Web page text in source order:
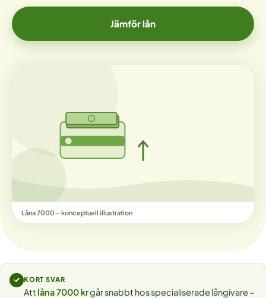
Jämför lån
Låna 7000 – konceptuell illustration
KORT SVAR
Att låna 7000 krgår snabbt hos specialiserade långivare –